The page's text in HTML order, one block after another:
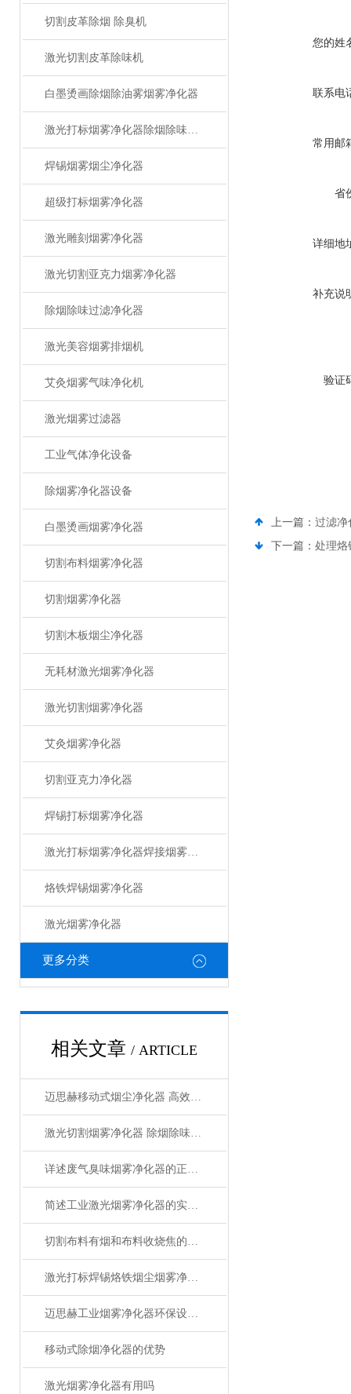
切割皮革除烟 除臭机
激光切割皮革除味机
白墨烫画除烟除油雾烟雾净化器
激光打标烟雾净化器除烟除味设备
焊锡烟雾烟尘净化器
超级打标烟雾净化器
激光雕刻烟雾净化器
激光切割亚克力烟雾净化器
除烟除味过滤净化器
激光美容烟雾排烟机
艾灸烟雾气味净化机
激光烟雾过滤器
工业气体净化设备
除烟雾净化器设备
白墨烫画烟雾净化器
切割布料烟雾净化器
切割烟雾净化器
切割木板烟尘净化器
无耗材激光烟雾净化器
激光切割烟雾净化器
艾灸烟雾净化器
切割亚克力净化器
焊锡打标烟雾净化器
激光打标烟雾净化器焊接烟雾净化器
烙铁焊锡烟雾净化器
激光烟雾净化器
更多分类
相关文章 / ARTICLE
迈思赫移动式烟尘净化器 高效HEPA过滤 低噪音静音设计 过环评认证 工厂直销
激光切割烟雾净化器 除烟除味环保
详述废气臭味烟雾净化器的正确操作使用方法
简述工业激光烟雾净化器的实用操作建议
切割布料有烟和布料收烧焦的味道怎么解决
激光打标焊锡烙铁烟尘烟雾净化器的作用-迈思赫烟雾净化器
迈思赫工业烟雾净化器环保设备-专注生产环保设备
移动式除烟净化器的优势
激光烟雾净化器有用吗
您的姓
联系电
常用邮
省
详细地
补充说
验证
上一篇： 过滤净
下一篇： 处理烙